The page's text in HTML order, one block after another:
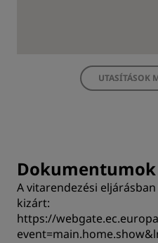
UTASÍTÁSOK
A vitarendezési
kizárt:
https://